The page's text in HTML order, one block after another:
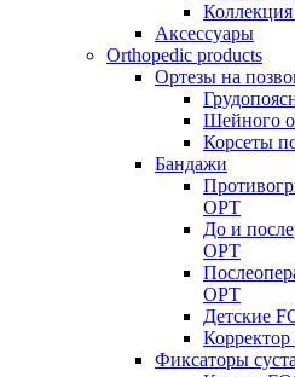
Аксессуары
Orthopedic products
Ортезы на
Шейного
Корсеты
Бандажи
ОРТ
До и
ОРТ
ОРТ
Детские
Корректор
Фиксаторы